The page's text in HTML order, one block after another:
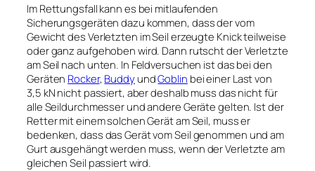
Im Rettungsfall kann es bei mitlaufenden
Sicherungsgeräten dazu kommen, dass der vom
Gewicht des Verletzten im Seil erzeugte Knick teilweise
oder ganz aufgehoben wird. Dann rutscht der Verletzte
am Seil nach unten. In Feldversuchen ist das bei den
Geräten Rocker, BuddyundGoblin bei einer Last von
3,5 kN nicht passiert, aber deshalb muss das nicht für
alle Seildurchmesser und andere Geräte gelten. Ist der
Retter mit einem solchen Gerät am Seil, muss er
bedenken, dass das Gerät vom Seil genommen und am
Gurt ausgehängt werden muss, wenn der Verletzte am
gleichen Seil passiert wird.